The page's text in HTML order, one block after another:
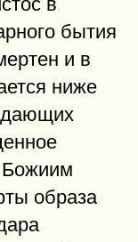
бытия
и в
ниже
образа